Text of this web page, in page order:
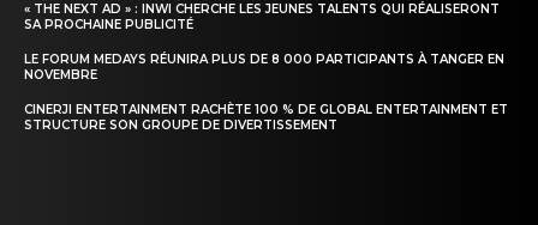
« THE NEXT AD » : INWI CHERCHE LES JEUNES TALENTS QUI RÉALISERONT
SA PROCHAINE PUBLICITÉ
LE FORUM MEDAYS RÉUNIRA PLUS DE 8 000 PARTICIPANTS À TANGER EN
NOVEMBRE
CINERJI ENTERTAINMENT RACHÈTE 100 % DE GLOBAL ENTERTAINMENT ET
STRUCTURE SON GROUPE DE DIVERTISSEMENT